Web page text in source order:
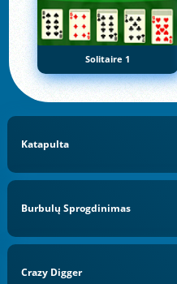
Solitaire 1
Katapulta
Burbulų Sprogdinimas
Crazy Digger